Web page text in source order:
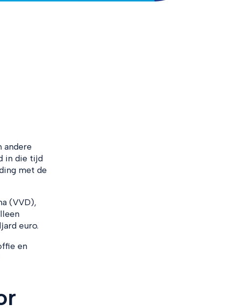
andere
in die tijd
met de
(VVD),
euro.
en